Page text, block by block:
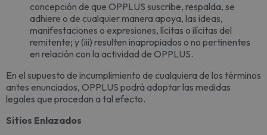
concepción de que OPPLUS suscribe, respalda, se
adhiere o de cualquier manera apoya, las ideas,
manifestaciones o expresiones, lícitas o ilícitas del
remitente; y (iii) resulten inapropiados o no pertinentes
en relación con la actividad de OPPLUS.
En el supuesto de incumplimiento de cualquiera de los términos
antes enunciados, OPPLUS podrá adoptar las medidas
legales que procedan a tal efecto.
Sitios Enlazados